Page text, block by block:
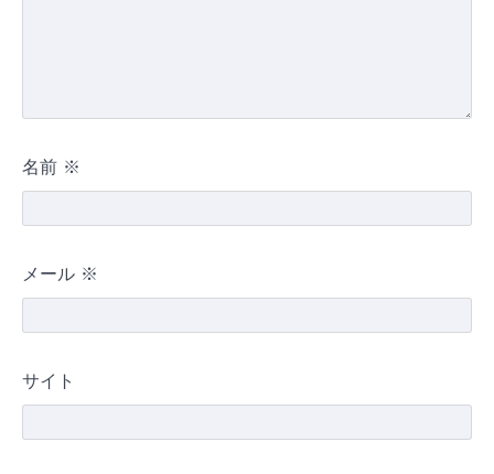
名前 ※
メール ※
サイト